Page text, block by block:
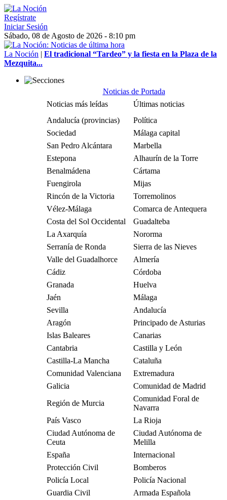
Regístrate
Iniciar Sesión
Sábado, 08 de Agosto de 2026 - 8:10 pm
La Noción | El tradicional “Tardeo” y la fiesta en la Plaza de la
Mezquita...
Noticias de Portada
Noticias más leídas
Últimas noticias
Andalucía (provincias)
Política
Sociedad
Málaga capital
San Pedro Alcántara
Marbella
Estepona
Alhaurín de la Torre
Benalmádena
Cártama
Fuengirola
Mijas
Rincón de la Victoria
Torremolinos
Vélez-Málaga
Comarca de Antequera
Costa del Sol Occidental
Guadalteba
La Axarquía
Nororma
Serranía de Ronda
Sierra de las Nieves
Valle del Guadalhorce
Almería
Cádiz
Córdoba
Granada
Huelva
Jaén
Málaga
Sevilla
Andalucía
Aragón
Principado de Asturias
Islas Baleares
Canarias
Cantabria
Castilla y León
Castilla-La Mancha
Cataluña
Comunidad Valenciana
Extremadura
Galicia
Comunidad de Madrid
Región de Murcia
Comunidad Foral de
Navarra
País Vasco
La Rioja
Ciudad Autónoma de
Ceuta
Ciudad Autónoma de
Melilla
España
Internacional
Protección Civil
Bomberos
Policía Local
Policía Nacional
Guardia Civil
Armada Española